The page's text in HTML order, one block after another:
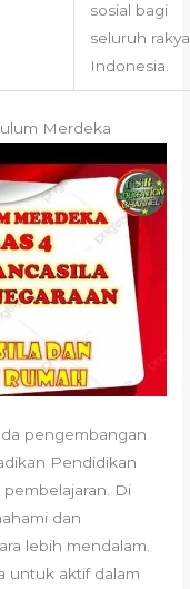
sosial bagi
seluruh
Indonesia.
Merdeka
pengembangan
Pendidikan
Di
dan
lebih mendalam.
untuk aktif dalam